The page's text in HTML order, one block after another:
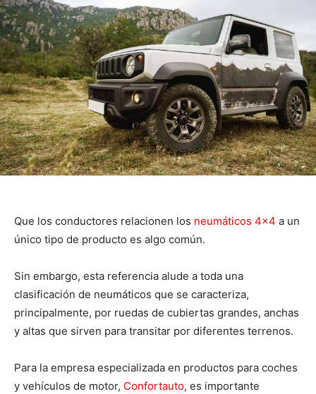
Que los conductores relacionen los neumáticos 4×4 a un
único tipo de producto es algo común.
Sin embargo, esta referencia alude a toda una
clasificación de neumáticos que se caracteriza,
principalmente, por ruedas de cubiertas grandes, anchas
y altas que sirven para transitar por diferentes terrenos.
Para la empresa especializada en productos para coches
y vehículos de motor, Confortauto, es importante